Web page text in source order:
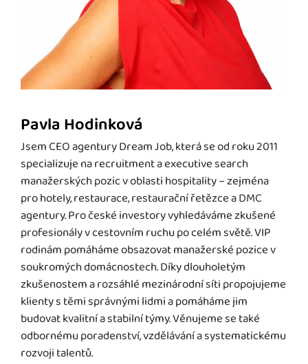
Pavla Hodinková
Jsem CEO agentury Dream Job, která se od roku 2011
specializuje na recruitment a executive search
manažerských pozic v oblasti hospitality – zejména
pro hotely, restaurace, restaurační řetězce a DMC
agentury. Pro české investory vyhledáváme zkušené
profesionály v cestovním ruchu po celém světě. VIP
rodinám pomáháme obsazovat manažerské pozice v
soukromých domácnostech. Díky dlouholetým
zkušenostem a rozsáhlé mezinárodní síti propojujeme
klienty s těmi správnými lidmi a pomáháme jim
budovat kvalitní a stabilní týmy. Věnujeme se také
odbornému poradenství, vzdělávání a systematickému
rozvoji talentů.